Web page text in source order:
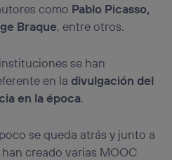
como Pablo Picasso,
Braque, entre otros.
se han
en ladivulgación del
en la época.
se queda atrás y junto a
han creado varias MOOC